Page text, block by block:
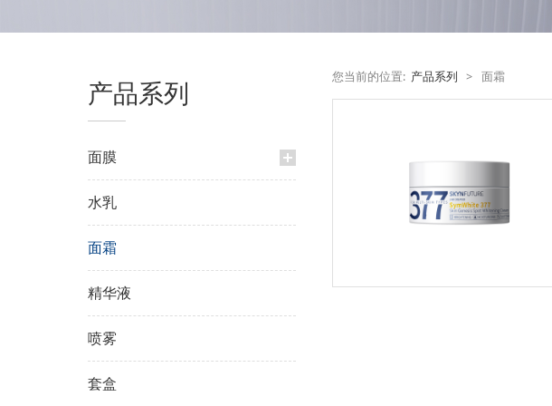
产品系列
面膜
水乳
面霜
精华液
喷雾
套盒
您当前的位置: 产品系列 > 面霜